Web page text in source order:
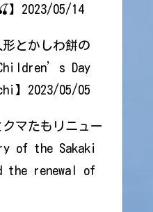
2023/05/14
形とかしわ餅の
Day
】2023/05/05
クマたもリニュー
of the Sakaki
renewal of